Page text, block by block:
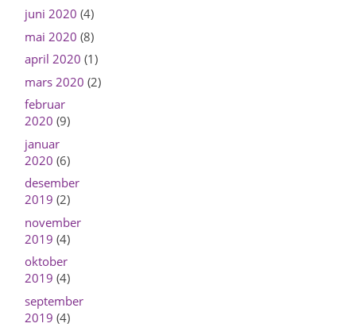
juni 2020 (4)
mai 2020 (8)
april 2020 (1)
mars 2020 (2)
februar
2020 (9)
januar
2020 (6)
desember
2019 (2)
november
2019 (4)
oktober
2019 (4)
september
2019 (4)